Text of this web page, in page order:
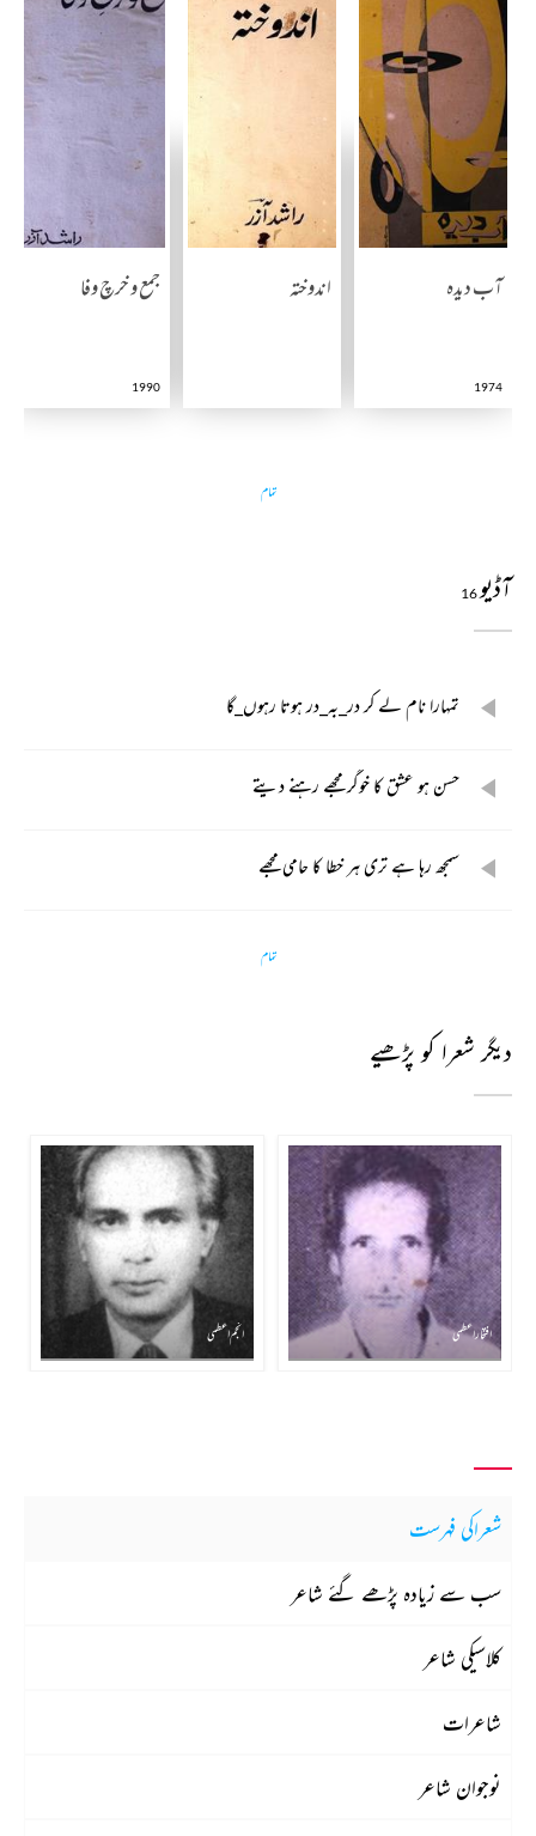
آب دیدہ
1974
اندوختہ جمع و خرچ وفا
1990
تمام
آڈیو16
تمہارا نام لے کر در_بہ_در ہوتا رہوں_گا
حسن ہو عشق کا خوگر مجھے رہنے دیتے
سمجھ رہا ہے تری ہر خطا کا حامی مجھے
تمام
دیگر شعرا کو پڑھیے
افتخار اعظمی انجم اعظمی
شعراکی فہرست
سب سے زیادہ پڑھے گئے شاعر
کلاسیکی شاعر
شاعرات
نوجوان شاعر